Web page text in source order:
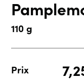
110 g
Prix